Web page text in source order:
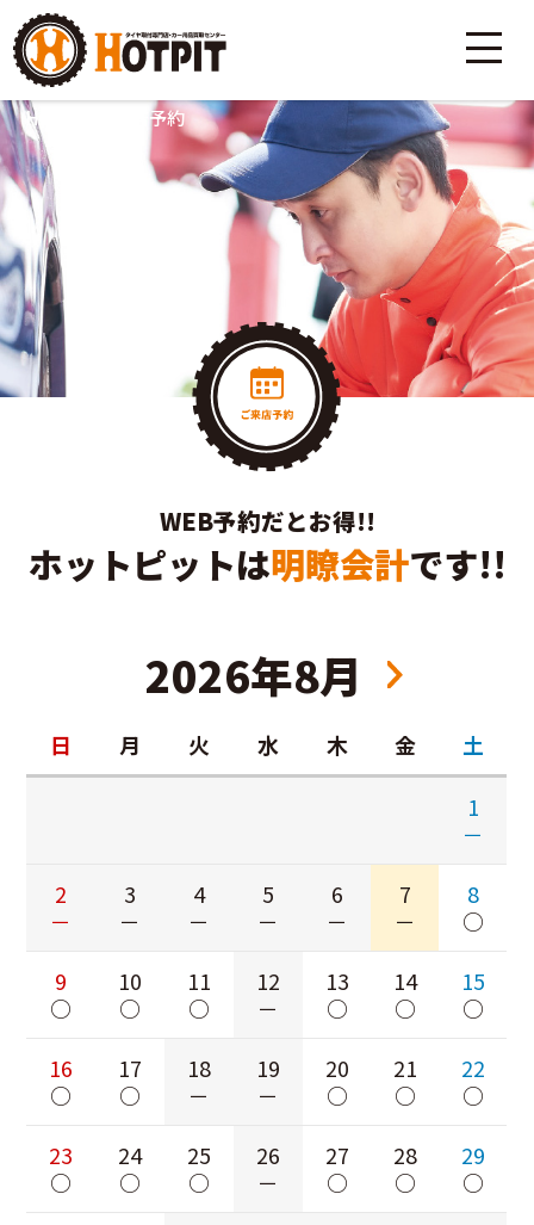
HOME ご来店予約
WEB予約だとお得!!
ホットピットは明瞭会計です!!
2026年8月
日 月 火 水 木 金
土
1
－
2
－
3
－
4
－
5
－
6
－
7
－
8
○
9
○
10
○
11
○
12
－
13
○
14
○
15
○
16
○
17
○
18
－
19
－
20
○
21
○
22
○
23
○
24
○
25
○
26
－
27
○
28
○
29
○